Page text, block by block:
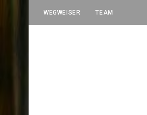
WEGWEISER TEAM